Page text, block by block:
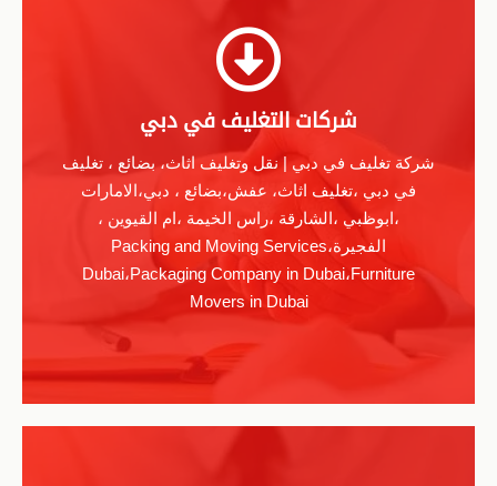
شركات التغليف في دبي
شركة تغليف في دبي | نقل وتغليف اثاث، بضائع ، تغليف
في دبي ،تغليف اثاث، عفش،بضائع ، دبي،الامارات
،ابوظبي ،الشارقة ،راس الخيمة ،ام القيوين ،
الفجيرة،Packing and Moving Services
Dubai،Packaging Company in Dubai،Furniture
Movers in Dubai